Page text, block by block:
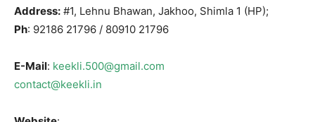
Address: #1, Lehnu Bhawan, Jakhoo, Shimla 1 (HP);
Ph: 92186 21796 / 80910 21796
E-Mail: keekli.500@gmail.com
contact@keekli.in